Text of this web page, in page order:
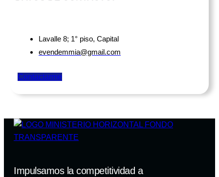
Lavalle 8; 1° piso, Capital
evendemmia@gmail.com
Contactarme
Impulsamos la competitividad a